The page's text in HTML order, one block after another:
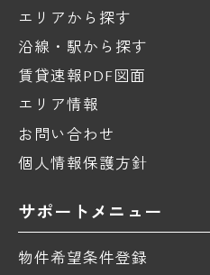
エリアから探す
沿線・駅から探す
賃貸速報PDF図面
エリア情報
お問い合わせ
個人情報保護方針
サポートメニュー
物件希望条件登録